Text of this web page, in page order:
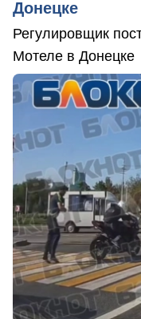
Донецке
Регулировщик
Мотеле в Донецке